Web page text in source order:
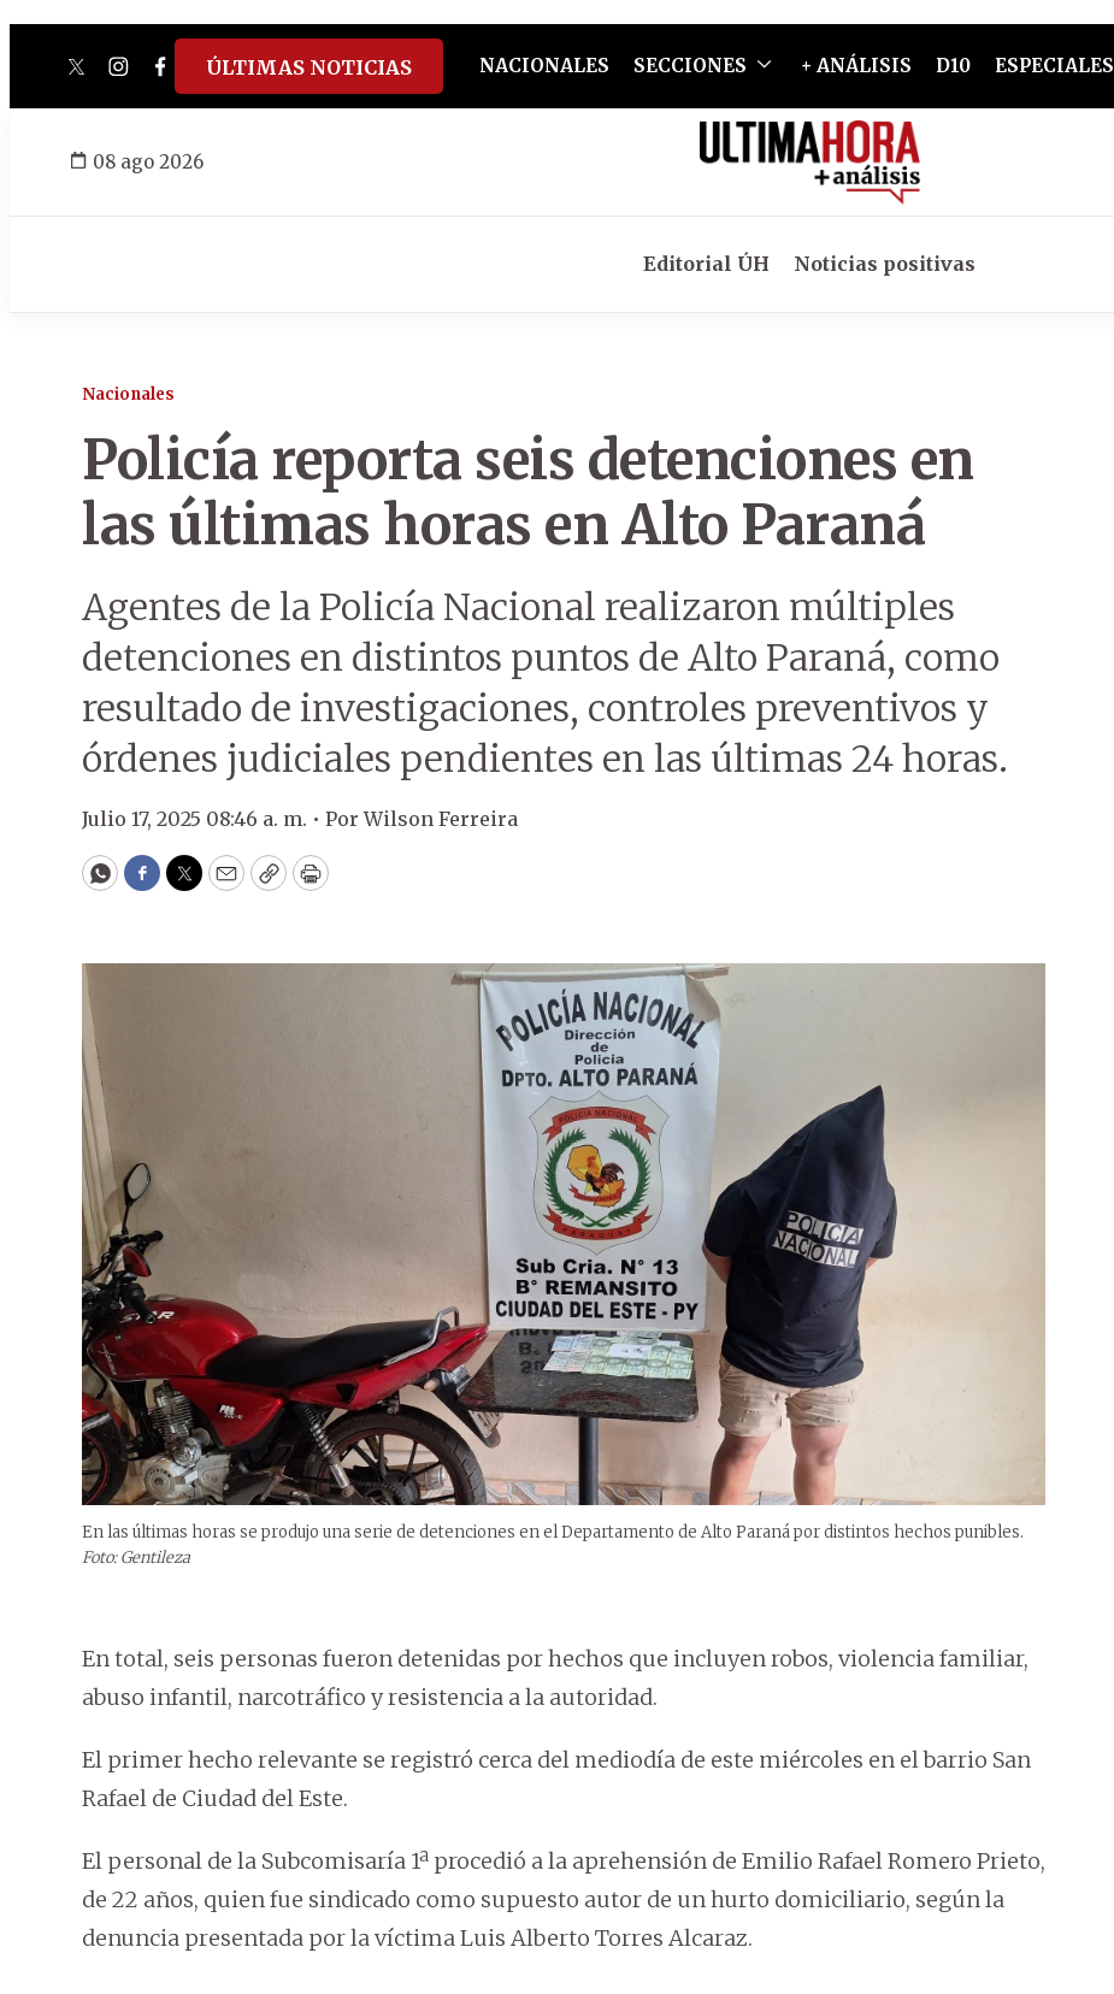
twitterinstagram
facebook
tiktokyoutube
spotify
ÚLTIMAS NOTICIAS NACIONALES SECCIONES + ANÁLISIS D10 ESPECIALES
08 ago 2026
Editorial ÚH Noticias positivas
Nacionales
Policía reporta seis detenciones en
las últimas horas en Alto Paraná
Agentes de la Policía Nacional realizaron múltiples
detenciones en distintos puntos de Alto Paraná, como
resultado de investigaciones, controles preventivos y
órdenes judiciales pendientes en las últimas 24 horas.
Julio 17, 2025 08:46 a. m. • PorWilson Ferreira
WhatsApp
Facebook
Twitter
EmailCopyPrint
En las últimas horas se produjo una serie de detenciones en el Departamento de Alto Paraná por distintos hechos punibles.
Foto: Gentileza
En total, seis personas fueron detenidas por hechos que incluyen robos, violencia familiar,
abuso infantil, narcotráfico y resistencia a la autoridad.
El primer hecho relevante se registró cerca del mediodía de este miércoles en el barrio San
Rafael de Ciudad del Este.
El personal de la Subcomisaría 1ª procedió a la aprehensión de Emilio Rafael Romero Prieto,
de 22 años, quien fue sindicado como supuesto autor de un hurto domiciliario, según la
denuncia presentada por la víctima Luis Alberto Torres Alcaraz.